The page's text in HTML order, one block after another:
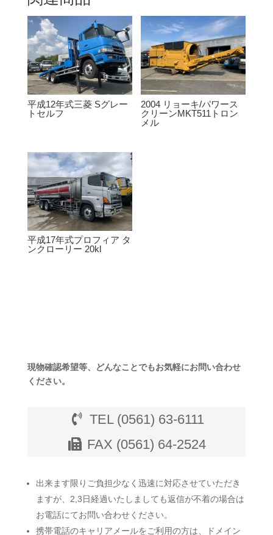
平成12年式三菱 Sグレー
トセルフ
2004 リョーキ/パワース
クリーンMKT511トロン
メル
平成17年式プロフィア タ
ンクローリー 20kl
現物確認希望等、どんなことでもお気軽にお問い合わせ
ください。
TEL (0561) 63-6111
FAX (0561) 64-2524
出来ます限りご負担少なく迅速に対応させていただき
ますが、2,3日経過いたしましても返信が不着の場合は
お電話にてお問い合わせください。
携帯電話のキャリアメールをご利用の方は、ドメイン